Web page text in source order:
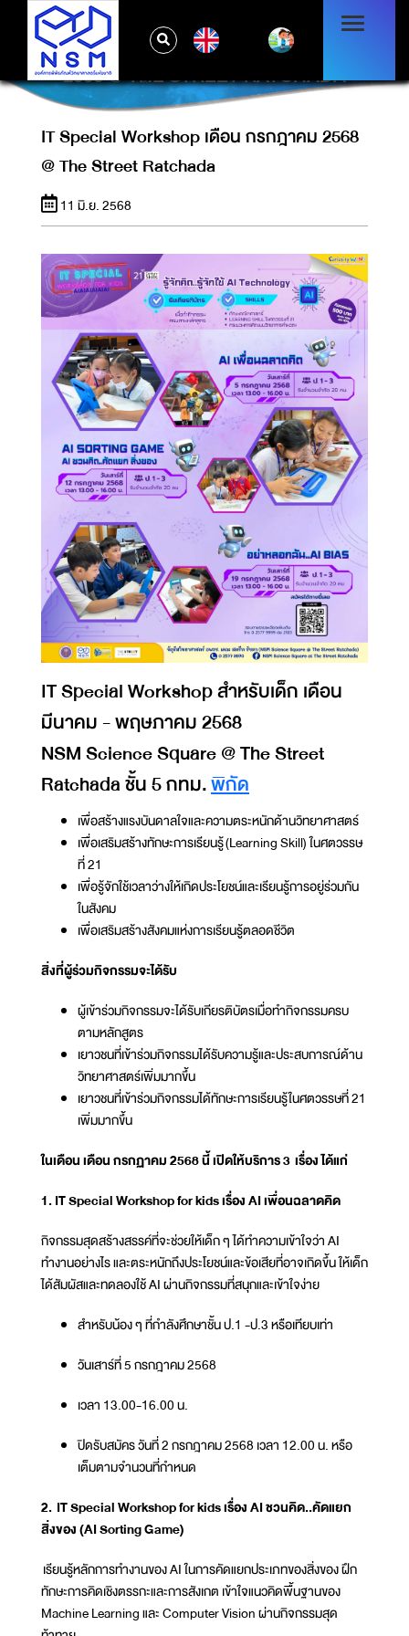
IT SPECIAL WORKSHOP เดือน กรกฎาคม
2568 @ THE STREET RATCHADA
IT Special Workshop เดือน กรกฎาคม 2568
@ The Street Ratchada
11 มิ.ย. 2568
IT Special Workshop สำหรับเด็ก เดือน
มีนาคม - พฤษภาคม 2568
NSM Science Square @ The Street
Ratchada ชั้น 5 กทม.พิกัด
เพื่อสร้างแรงบันดาลใจและความตระหนักด้านวิทยาศาสตร์
เพื่อเสริมสร้างทักษะการเรียนรู้ (Learning Skill) ในศตวรรษ
ที่ 21
เพื่อรู้จักใช้เวลาว่างให้เกิดประโยชน์และเรียนรู้การอยู่ร่วมกัน
ในสังคม
เพื่อเสริมสร้างสังคมแห่งการเรียนรู้ตลอดชีวิต
สิ่งที่ผู้ร่วมกิจกรรมจะได้รับ
ผู้เข้าร่วมกิจกรรมจะได้รับเกียรติบัตรเมื่อทำกิจกรรมครบ
ตามหลักสูตร
เยาวชนที่เข้าร่วมกิจกรรมได้รับความรู้และประสบการณ์ด้าน
วิทยาศาสตร์เพิ่มมากขึ้น
เยาวชนที่เข้าร่วมกิจกรรมได้ทักษะการเรียนรู้ในศตวรรษที่ 21
เพิ่มมากขึ้น
ในเดือน เดือน กรกฏาคม 2568 นี้ เปิดให้บริการ 3 เรื่อง ได้แก่
1. IT Special Workshop for kids เรื่อง AI เพื่อนฉลาดคิด
กิจกรรมสุดสร้างสรรค์ที่จะช่วยให้เด็ก ๆ ได้ทำความเข้าใจว่า AI
ทำงานอย่างไร และตระหนักถึงประโยชน์และข้อเสียที่อาจเกิดขึ้น ให้เด็ก
ได้สัมผัสและทดลองใช้ AI ผ่านกิจกรรมที่สนุกและเข้าใจง่าย
สำหรับน้อง ๆ ที่กำลังศึกษาชั้น ป.1 -ป.3 หรือเทียบเท่า
วันเสาร์ที่ 5 กรกฎาคม 2568
เวลา 13.00-16.00 น.
ปิดรับสมัคร วันที่ 2 กรกฎาคม 2568 เวลา 12.00 น. หรือ
เต็มตามจำนวนที่กำหนด
2. IT Special Workshop for kids เรื่อง AI ชวนคิด..คัดแยก
สิ่งของ (AI Sorting Game)
เรียนรู้หลักการทำงานของ AI ในการคัดแยกประเภทของสิ่งของ ฝึก
ทักษะการคิดเชิงตรรกะและการสังเกต เข้าใจแนวคิดพื้นฐานของ
Machine Learning และ Computer Vision ผ่านกิจกรรมสุด